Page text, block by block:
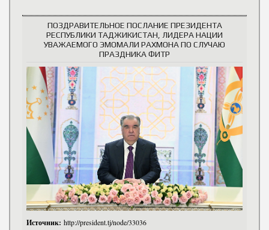
ПОЗДРАВИТЕЛЬНОЕ ПОСЛАНИЕ ПРЕЗИДЕНТА
РЕСПУБЛИКИ ТАДЖИКИСТАН, ЛИДЕРА НАЦИИ
УВАЖАЕМОГО ЭМОМАЛИ РАХМОНА ПО СЛУЧАЮ
ПРАЗДНИКА ФИТР
Источник: http://president.tj/node/33036